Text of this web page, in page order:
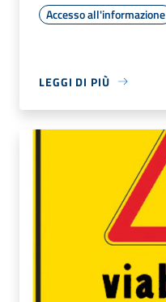
Accesso all'informazione
LEGGI DI PIÙ